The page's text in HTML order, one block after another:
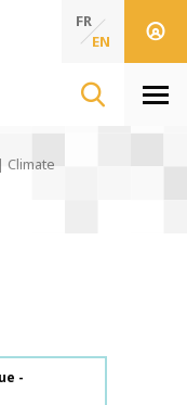
l'Information & de
Sciences de
FR
EN
| Climate
-